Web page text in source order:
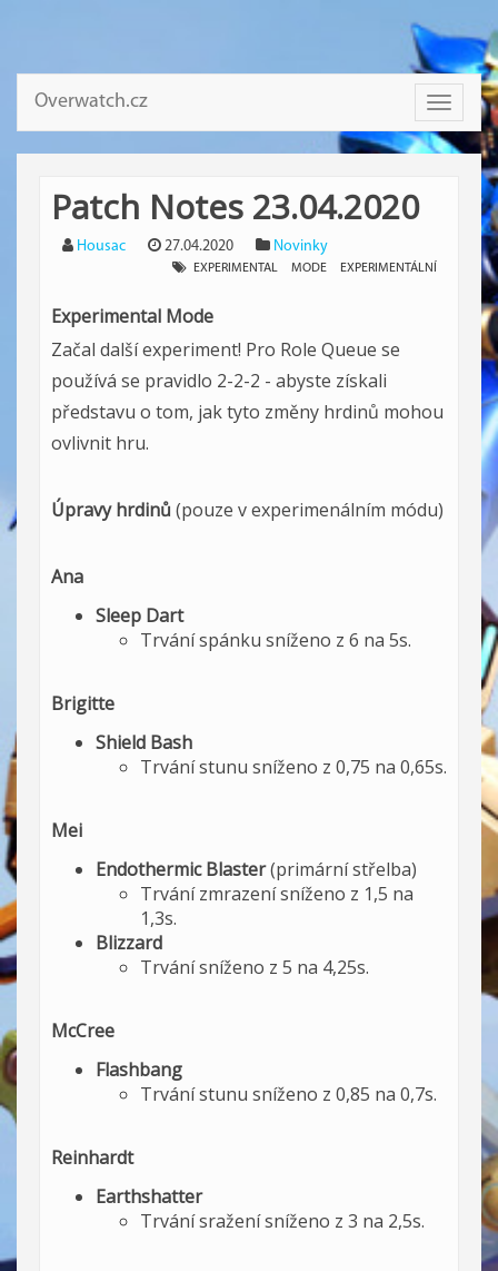
Toggle
Overwatch.cz
Patch Notes 23.04.2020
Housac 27.04.2020 Novinky
EXPERIMENTAL MODE EXPERIMENTÁLNÍ
Experimental Mode
Začal další experiment! Pro Role Queue se
používá se pravidlo 2-2-2 - abyste získali
představu o tom, jak tyto změny hrdinů mohou
ovlivnit hru.
Úpravy hrdinů (pouze v experimenálním módu)
Ana
Sleep Dart
Trvání spánku sníženo z 6 na 5s.
Brigitte
Shield Bash
Trvání stunu sníženo z 0,75 na 0,65s.
Mei
Endothermic Blaster(primární střelba)
Trvání zmrazení sníženo z 1,5 na
1,3s.
Blizzard
Trvání sníženo z 5 na 4,25s.
McCree
Flashbang
Trvání stunu sníženo z 0,85 na 0,7s.
Reinhardt
Earthshatter
Trvání sražení sníženo z 3 na 2,5s.